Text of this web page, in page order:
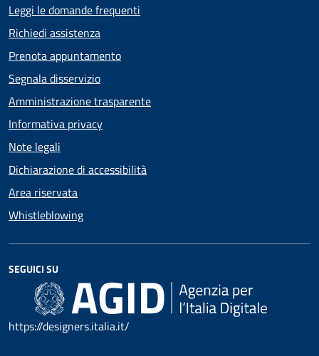
Leggi le domande frequenti
Richiedi assistenza
Prenota appuntamento
Segnala disservizio
Amministrazione trasparente
Informativa privacy
Note legali
Dichiarazione di accessibilità
Area riservata
Whistleblowing
SEGUICI SU
https://designers.italia.it/